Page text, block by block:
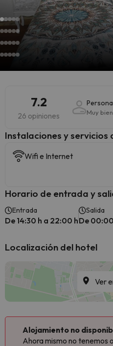
7.2
26 opiniones Muy bien
Instalaciones y servicios
Wifi e Internet
Horario de entrada y
Entrada
De 14:30 h a 22:00 h
Salida
De
Localización del hotel
Ver
Alojamiento no
Ahora mismo no tenemos